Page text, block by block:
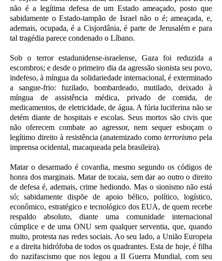
não é a legítima defesa de um Estado ameaçado, posto que
sabidamente o Estado-tampão de Israel não o é; ameaçada, e,
ademais, ocupada, é a Cisjordânia, é parte de Jerusalém e para
tal tragédia parece condenado o Líbano.
Sob o terror estadunidense-israelense, Gaza foi reduzida a
escombros; e desde o primeiro dia da agressão sionista seu povo,
indefeso, à míngua da solidariedade internacional, é exterminado
a sangue-frio: fuzilado, bombardeado, mutilado, deixado à
míngua de assistência médica, privado de comida, de
medicamentos, de eletricidade, de água. A fúria luciferina não se
detém diante de hospitais e escolas. Seus mortos são civis que
não oferecem combate ao agressor, nem sequer esboçam o
legítimo direito à resistência (anatemizado comoterrorismo pela
imprensa ocidental, macaqueada pela brasileira).
Matar o desarmado é covardia, mesmo segundo os códigos de
honra dos marginais. Matar de tocaia, sem dar ao outro o direito
de defesa é, ademais, crime hediondo. Mas o sionismo não está
só; sabidamente dispõe de apoio bélico, político, logístico,
econômico, estratégico e tecnológico dos EUA, de quem recebe
respaldo absoluto, diante uma comunidade internacional
cúmplice e de uma ONU sem qualquer serventia, que, quando
muito, protesta nas redes sociais. Ao seu lado, a União Europeia
e a direita hidrófoba de todos os quadrantes. Esta de hoje, é filha
do nazifascismo que nos legou a II Guerra Mundial, com seu